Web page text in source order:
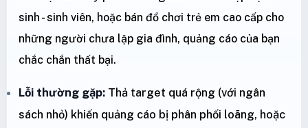
sinh - sinh viên, hoặc bán đồ chơi trẻ em cao cấp cho
những người chưa lập gia đình, quảng cáo của bạn
chắc chắn thất bại.
Lỗi thường gặp: Thả target quá rộng (với ngân
sách nhỏ) khiến quảng cáo bị phân phối loãng, hoặc